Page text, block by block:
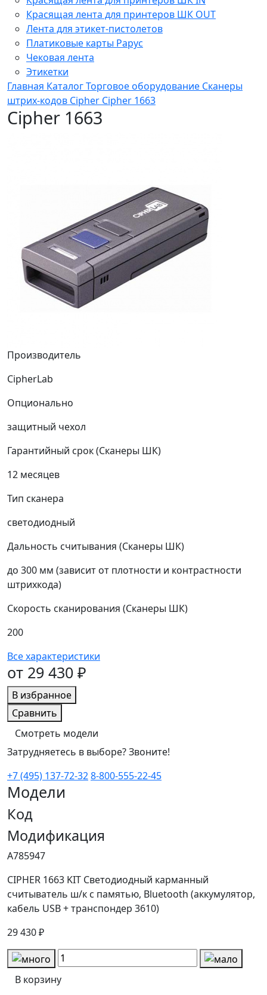
Красящая лента для принтеров ШК OUT
Лента для этикет-пистолетов
Платиковые карты Рарус
Чековая лента
Этикетки
Главная КаталогТорговое оборудование Сканеры
штрих-кодов Cipher Cipher 1663
Cipher 1663
Производитель
CipherLab
Опционально
защитный чехол
Гарантийный срок (Сканеры ШК)
12 месяцев
Тип сканера
светодиодный
Дальность считывания (Сканеры ШК)
до 300 мм (зависит от плотности и контрастности
штрихкода)
Скорость сканирования (Сканеры ШК)
200
Все характеристики
от 29 430 ₽
В избранное
Сравнить
Смотреть модели
Затрудняетесь в выборе? Звоните!
+7 (495) 137-72-328-800-555-22-45
Модели
Код
Модификация
А785947
CIPHER 1663 KIT Светодиодный карманный
считыватель ш/к с памятью, Bluetooth (аккумулятор,
кабель USB + транспондер 3610)
29 430 ₽
В корзину